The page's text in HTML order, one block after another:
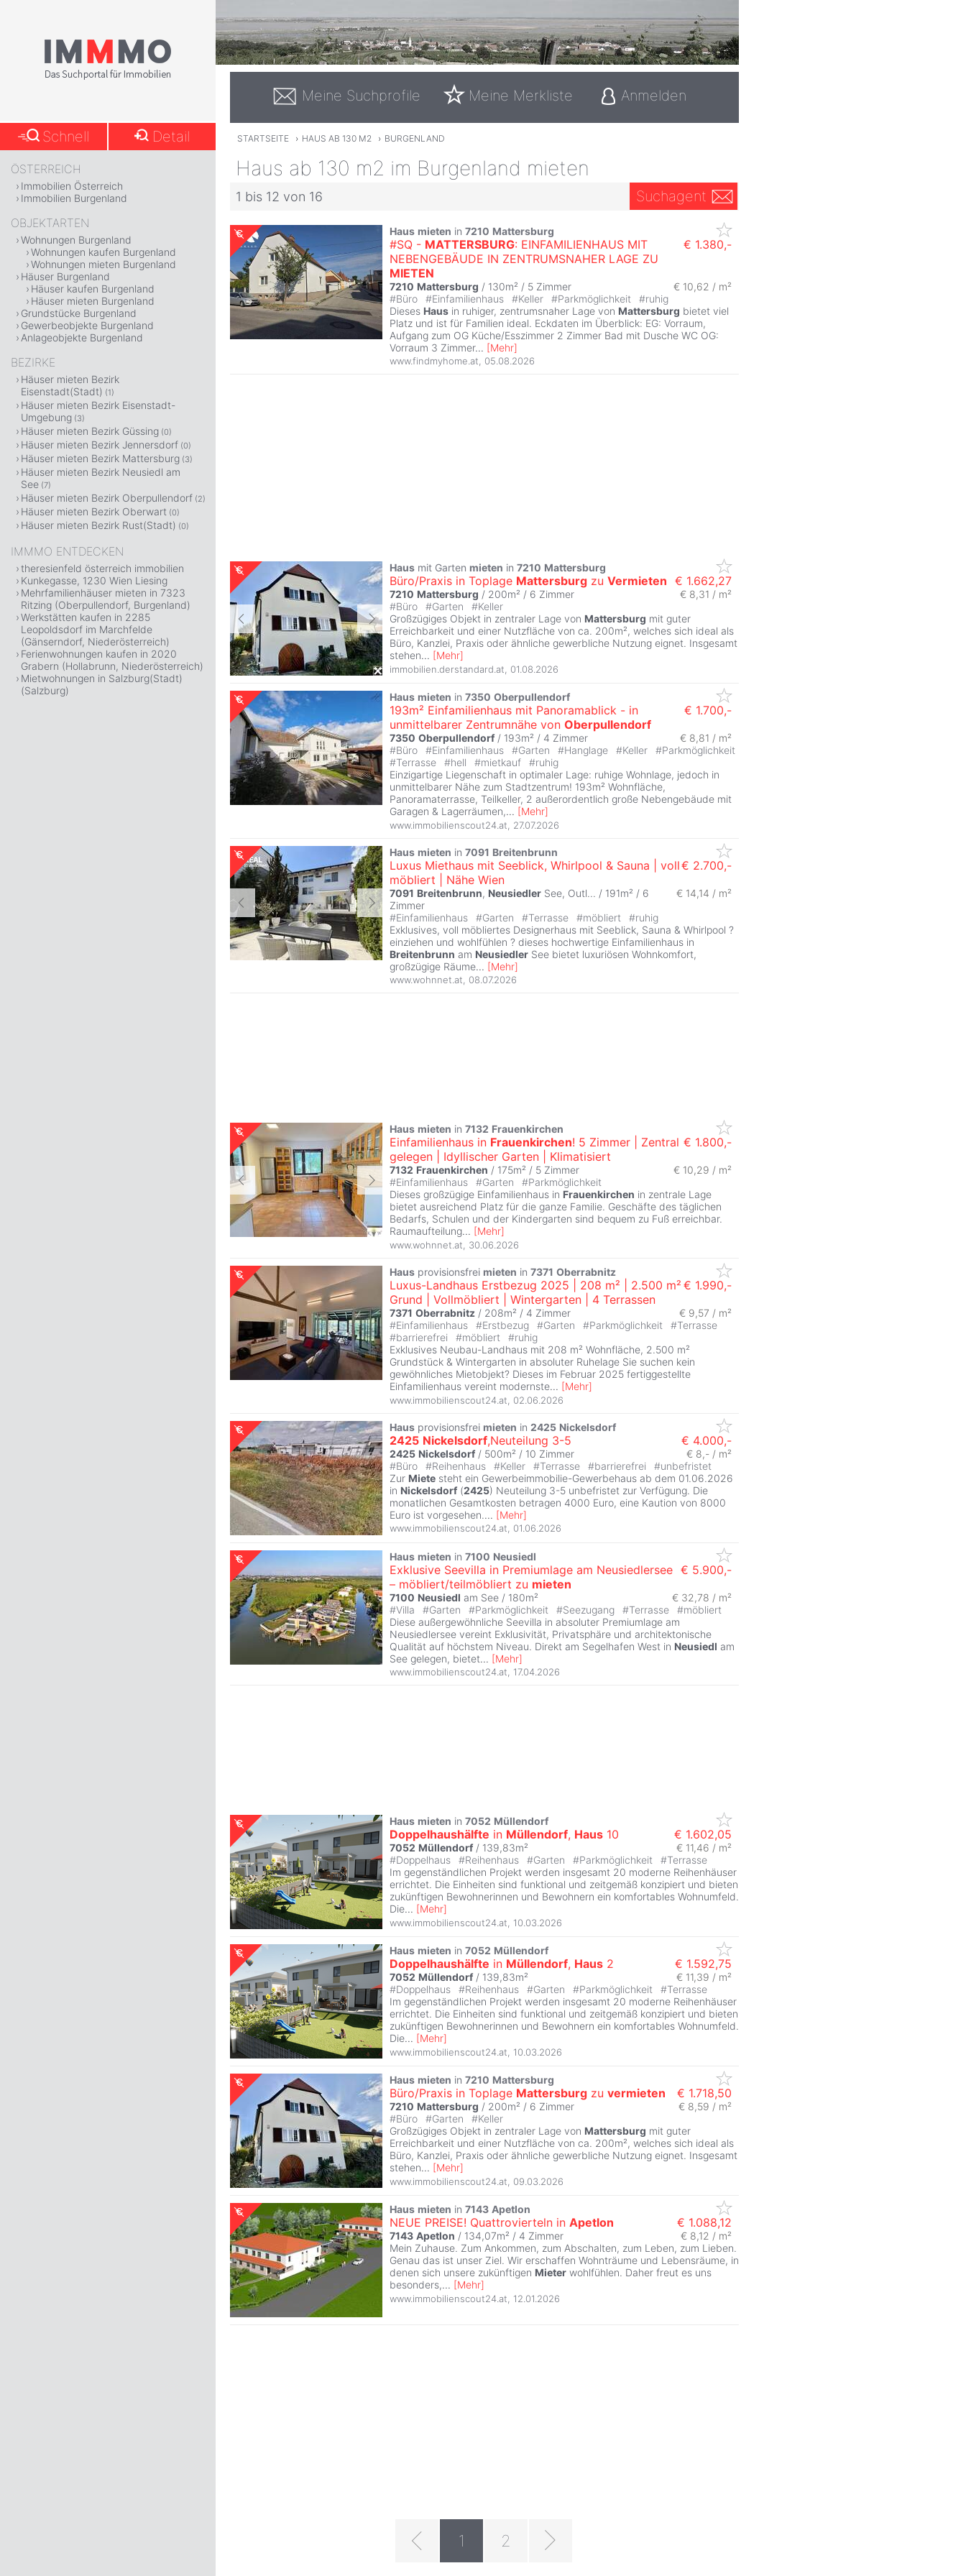
Meine Suchprofile Meine Merkliste Anmelden
STARTSEITE › HAUS AB 130 M2 › BURGENLAND
Haus ab 130 m2 im Burgenland mieten
1 bis 12 von 16 Suchagent
Haus mieten in 7210 Mattersburg
#SQ - MATTERSBURG: EINFAMILIENHAUS MIT
NEBENGEBÄUDE IN ZENTRUMSNAHER LAGE ZU
MIETEN
€ 1.380,-
7210 Mattersburg / 130m² / 5 Zimmer
€ 10,62 / m²
#Büro #Einfamilienhaus #Keller #Parkmöglichkeit #ruhig
Dieses Haus in ruhiger, zentrumsnaher Lage von Mattersburg bietet viel
Platz und ist für Familien ideal. Eckdaten im Überblick: EG: Vorraum,
Aufgang zum OG Küche/Esszimmer 2 Zimmer Bad mit Dusche WC OG:
Vorraum 3 Zimmer... [Mehr]
www.findmyhome.at 05.08.2026
Haus mit Garten mieten in 7210 Mattersburg
Büro/Praxis in Toplage Mattersburg zu Vermieten € 1.662,27
7210 Mattersburg / 200m² / 6 Zimmer € 8,31 / m²
#Büro #Garten #Keller
Großzügiges Objekt in zentraler Lage von Mattersburg mit guter
Erreichbarkeit und einer Nutzfläche von ca. 200m², welches sich ideal als
Büro, Kanzlei, Praxis oder ähnliche gewerbliche Nutzung eignet. Insgesamt
stehen... [Mehr]
immobilien.derstandard.at 01.08.2026
Haus mieten in 7350 Oberpullendorf
193m² Einfamilienhaus mit Panoramablick - in
unmittelbarer Zentrumnähe von Oberpullendorf
€ 1.700,-
7350 Oberpullendorf / 193m² / 4 Zimmer
€ 8,81 / m²
#Büro #Einfamilienhaus #Garten #Hanglage #Keller #Parkmöglichkeit
#Terrasse #hell #mietkauf #ruhig
Einzigartige Liegenschaft in optimaler Lage: ruhige Wohnlage, jedoch in
unmittelbarer Nähe zum Stadtzentrum! 193m² Wohnfläche,
Panoramaterrasse, Teilkeller, 2 außerordentlich große Nebengebäude mit
Garagen & Lagerräumen,... [Mehr]
www.immobilienscout24.at 27.07.2026
Haus mieten in 7091 Breitenbrunn
Luxus Miethaus mit Seeblick, Whirlpool & Sauna | voll
möbliert | Nähe Wien
€ 2.700,-
7091 Breitenbrunn, Neusiedler See, Outl... / 191m² / 6
Zimmer
€ 14,14 / m²
#Einfamilienhaus #Garten #Terrasse #möbliert #ruhig
Exklusives, voll möbliertes Designerhaus mit Seeblick, Sauna & Whirlpool ?
einziehen und wohlfühlen ? dieses hochwertige Einfamilienhaus in
Breitenbrunn am Neusiedler See bietet luxuriösen Wohnkomfort,
großzügige Räume... [Mehr]
www.wohnnet.at, 08.07.2026
Haus mieten in 7132 Frauenkirchen
Einfamilienhaus in Frauenkirchen! 5 Zimmer | Zentral
gelegen | Idyllischer Garten | Klimatisiert
€ 1.800,-
7132 Frauenkirchen / 175m² / 5 Zimmer € 10,29 / m²
#Einfamilienhaus #Garten #Parkmöglichkeit
Dieses großzügige Einfamilienhaus in Frauenkirchen in zentrale Lage
bietet ausreichend Platz für die ganze Familie. Geschäfte des täglichen
Bedarfs, Schulen und der Kindergarten sind bequem zu Fuß erreichbar.
Raumaufteilung... [Mehr]
www.wohnnet.at 30.06.2026
Haus provisionsfrei mieten in 7371 Oberrabnitz
Luxus-Landhaus Erstbezug 2025 | 208 m² | 2.500 m²
Grund | Vollmöbliert | Wintergarten | 4 Terrassen
€ 1.990,-
7371 Oberrabnitz / 208m² / 4 Zimmer
€ 9,57 / m²
#Einfamilienhaus #Erstbezug #Garten #Parkmöglichkeit #Terrasse
#barrierefrei #möbliert #ruhig
Exklusives Neubau-Landhaus mit 208 m² Wohnfläche, 2.500 m²
Grundstück & Wintergarten in absoluter Ruhelage Sie suchen kein
gewöhnliches Mietobjekt? Dieses im Februar 2025 fertiggestellte
Einfamilienhaus vereint modernste... [Mehr]
www.immobilienscout24.at 02.06.2026
Haus provisionsfrei mieten in 2425 Nickelsdorf
2425 Nickelsdorf,Neuteilung 3-5 € 4.000,-
2425 Nickelsdorf / 500m² / 10 Zimmer
€ 8,- / m²
#Büro #Reihenhaus #Keller #Terrasse #barrierefrei #unbefristet
Zur Miete steht ein Gewerbeimmobilie-Gewerbehaus ab dem 01.06.2026
in Nickelsdorf (2425) Neuteilung 3-5 unbefristet zur Verfügung. Die
monatlichen Gesamtkosten betragen 4000 Euro, eine Kaution von 8000
Euro ist vorgesehen.... [Mehr]
www.immobilienscout24.at 01.06.2026
Haus mieten in 7100 Neusiedl
Exklusive Seevilla in Premiumlage am Neusiedlersee
– möbliert/teilmöbliert zu mieten
€ 5.900,-
7100 Neusiedl am See / 180m²
€ 32,78 / m²
#Villa #Garten #Parkmöglichkeit #Seezugang #Terrasse #möbliert
Diese außergewöhnliche Seevilla in absoluter Premiumlage am
Neusiedlersee vereint Exklusivität, Privatsphäre und architektonische
Qualität auf höchstem Niveau. Direkt am Segelhafen West in Neusiedl am
See gelegen, bietet... [Mehr]
www.immobilienscout24.at 17.04.2026
Haus mieten in 7052 Müllendorf
Doppelhaushälfte in Müllendorf, Haus 10 € 1.602,05
7052 Müllendorf / 139,83m²
€ 11,46 / m²
#Doppelhaus #Reihenhaus #Garten #Parkmöglichkeit #Terrasse
Im gegenständlichen Projekt werden insgesamt 20 moderne Reihenhäuser
errichtet. Die Einheiten sind funktional und zeitgemäß konzipiert und bieten
zukünftigen Bewohnerinnen und Bewohnern ein komfortables Wohnumfeld.
Die... [Mehr]
www.immobilienscout24.at 10.03.2026
Haus mieten in 7052 Müllendorf
Doppelhaushälfte in Müllendorf, Haus 2 € 1.592,75
7052 Müllendorf / 139,83m²
€ 11,39 / m²
#Doppelhaus #Reihenhaus #Garten #Parkmöglichkeit #Terrasse
Im gegenständlichen Projekt werden insgesamt 20 moderne Reihenhäuser
errichtet. Die Einheiten sind funktional und zeitgemäß konzipiert und bieten
zukünftigen Bewohnerinnen und Bewohnern ein komfortables Wohnumfeld.
Die... [Mehr]
www.immobilienscout24.at 10.03.2026
Haus mieten in 7210 Mattersburg
Büro/Praxis in Toplage Mattersburg zu vermieten € 1.718,50
7210 Mattersburg / 200m² / 6 Zimmer
€ 8,59 / m²
#Büro #Garten #Keller
Großzügiges Objekt in zentraler Lage von Mattersburg mit guter
Erreichbarkeit und einer Nutzfläche von ca. 200m², welches sich ideal als
Büro, Kanzlei, Praxis oder ähnliche gewerbliche Nutzung eignet. Insgesamt
stehen... [Mehr]
www.immobilienscout24.at 09.03.2026
Haus mieten in 7143 Apetlon
NEUE PREISE! Quattrovierteln in Apetlon € 1.088,12
7143 Apetlon / 134,07m² / 4 Zimmer
€ 8,12 / m²
Mein Zuhause. Zum Ankommen, zum Abschalten, zum Leben, zum Lieben.
Genau das ist unser Ziel. Wir erschaffen Wohnträume und Lebensräume, in
denen sich unsere zukünftigen Mieter wohlfühlen. Daher freut es uns
besonders,... [Mehr]
www.immobilienscout24.at 12.01.2026
1 2
Schnell Detail
ÖSTERREICH
Immobilien Österreich
Immobilien Burgenland
OBJEKTARTEN
Wohnungen Burgenland
Wohnungen kaufen Burgenland
Wohnungen mieten Burgenland
Häuser Burgenland
Häuser kaufen Burgenland
Häuser mieten Burgenland
Grundstücke Burgenland
Gewerbeobjekte Burgenland
Anlageobjekte Burgenland
BEZIRKE
Häuser mieten Bezirk
Eisenstadt(Stadt) (1)
Häuser mieten Bezirk Eisenstadt-
Umgebung (3)
Häuser mieten Bezirk Güssing (0)
Häuser mieten Bezirk Jennersdorf (0)
Häuser mieten Bezirk Mattersburg (3)
Häuser mieten Bezirk Neusiedl am
See (7)
Häuser mieten Bezirk Oberpullendorf (2)
Häuser mieten Bezirk Oberwart (0)
Häuser mieten Bezirk Rust(Stadt) (0)
IMMMO ENTDECKEN
theresienfeld österreich immobilien
Kunkegasse, 1230 Wien Liesing
Mehrfamilienhäuser mieten in 7323
Ritzing (Oberpullendorf, Burgenland)
Werkstätten kaufen in 2285
Leopoldsdorf im Marchfelde
(Gänserndorf, Niederösterreich)
Ferienwohnungen kaufen in 2020
Grabern (Hollabrunn, Niederösterreich)
Mietwohnungen in Salzburg(Stadt)
(Salzburg)